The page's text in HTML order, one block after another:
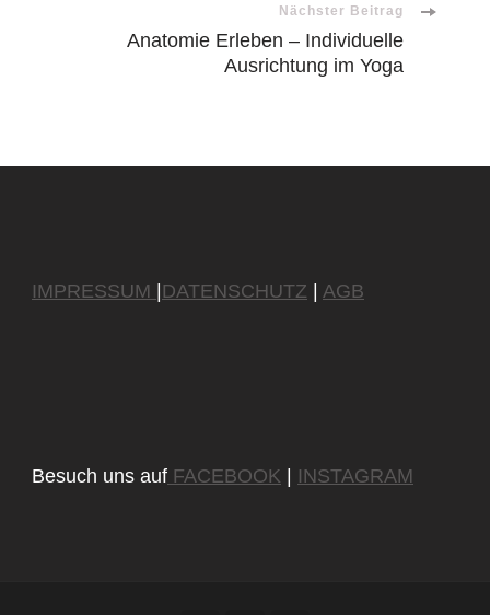
Nächster Beitrag
Anatomie Erleben – Individuelle
Ausrichtung im Yoga
IMPRESSUM DATENSCHUTZ AGB
Besuch uns auf FACEBOOK INSTAGRAM